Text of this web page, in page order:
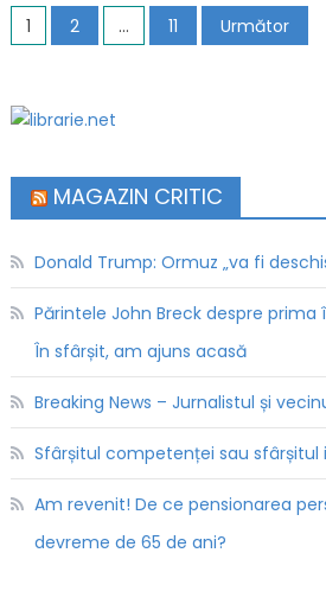
Navigare în
1 2 … 11 Următor
MAGAZIN CRITIC
Donald Trump: Ormuz „va fi
Părintele John Breck despre
În sfârșit, am ajuns acasă
Breaking News – Jurnalistul și
Sfârșitul competenței sau sfârșitul
Am revenit! De ce pensionarea
devreme de 65 de ani?